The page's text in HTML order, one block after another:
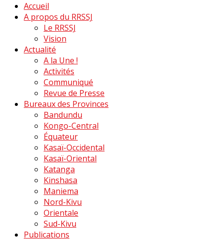
Accueil
A propos du RRSSJ
Le RRSSJ
Vision
Actualité
A la Une !
Activités
Communiqué
Revue de Presse
Bureaux des Provinces
Bandundu
Kongo-Central
Équateur
Kasaï-Occidental
Kasaï-Oriental
Katanga
Kinshasa
Maniema
Nord-Kivu
Orientale
Sud-Kivu
Publications